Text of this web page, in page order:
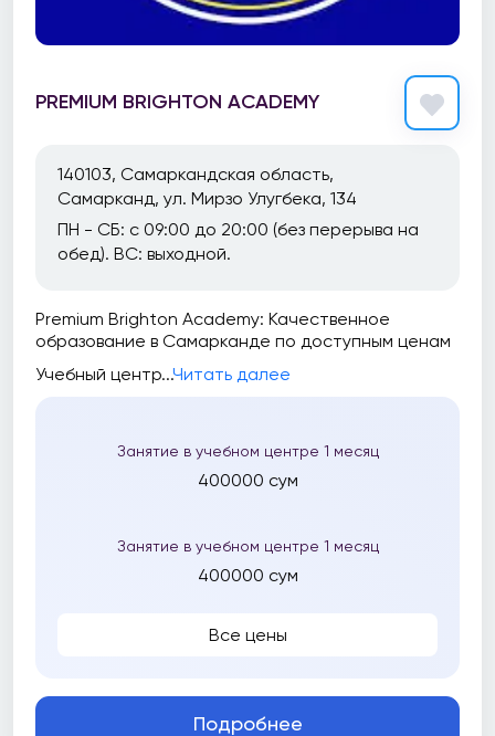
PREMIUM BRIGHTON ACADEMY
140103, Самаркандская область,
Самарканд, ул. Мирзо Улугбека, 134
ПН - СБ: с 09:00 до 20:00 (без перерыва на
обед). ВС: выходной.
Premium Brighton Academy: Качественное
образование в Самарканде по доступным ценам
Учебный центр...Читать далее
Занятие в учебном центре 1 месяц
400000 сум
Занятие в учебном центре 1 месяц
400000 сум
Все цены
Подробнее